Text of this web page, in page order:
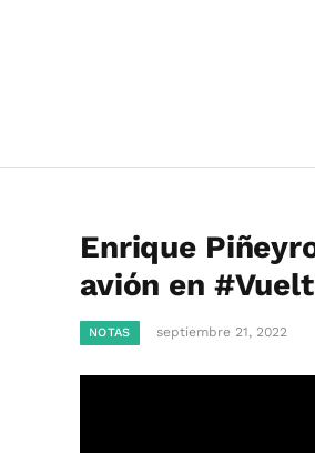
Enrique
avión en
NOTAS septiembre 21, 2022